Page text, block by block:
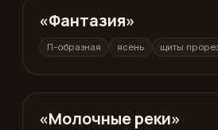
П-образная
«Фантазия»
П-образная ясень щиты
П-образная
«Молочные реки»